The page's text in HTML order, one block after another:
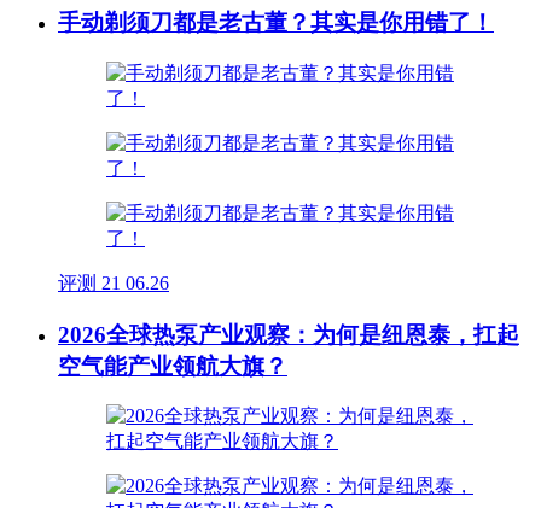
手动剃须刀都是老古董？其实是你用错了！
评测 21 06.26
2026全球热泵产业观察：为何是纽恩泰，扛起
空气能产业领航大旗？